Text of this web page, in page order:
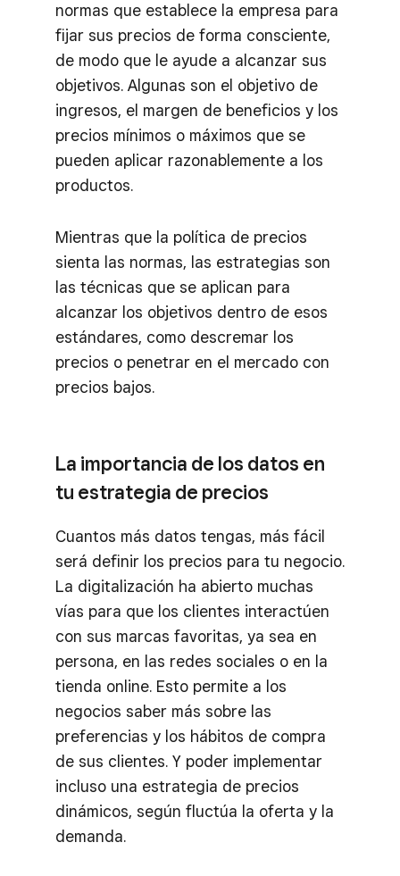
normas que establece la empresa para
fijar sus precios de forma consciente,
de modo que le ayude a alcanzar sus
objetivos. Algunas son el objetivo de
ingresos, el margen de beneficios y los
precios mínimos o máximos que se
pueden aplicar razonablemente a los
productos.
Mientras que la política de precios
sienta las normas, las estrategias son
las técnicas que se aplican para
alcanzar los objetivos dentro de esos
estándares, como descremar los
precios o penetrar en el mercado con
precios bajos.
La importancia de los datos en
tu estrategia de precios
Cuantos más datos tengas, más fácil
será definir los precios para tu negocio.
La digitalización ha abierto muchas
vías para que los clientes interactúen
con sus marcas favoritas, ya sea en
persona, en las redes sociales o en la
tienda online. Esto permite a los
negocios saber más sobre las
preferencias y los hábitos de compra
de sus clientes. Y poder implementar
incluso una estrategia de precios
dinámicos, según fluctúa la oferta y la
demanda.